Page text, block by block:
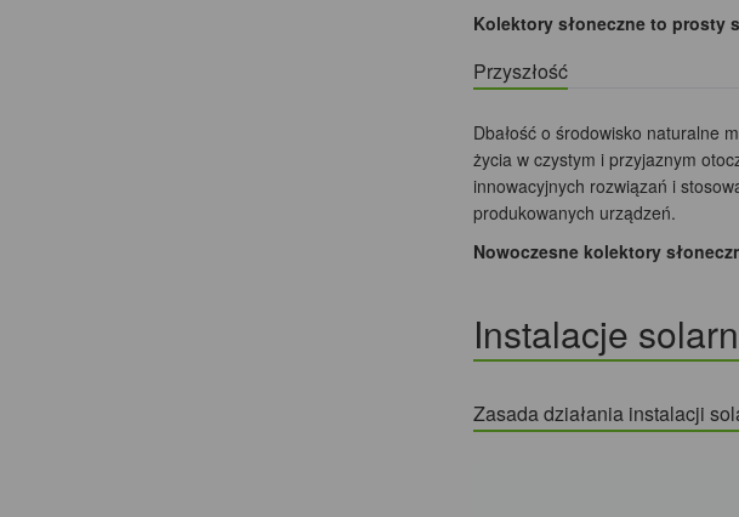
Kolektory słoneczne to prosty
Przyszłość
Dbałość o środowisko naturalne
życia w czystym i przyjaznym
innowacyjnych rozwiązań i
produkowanych urządzeń.
Nowoczesne kolektory
Instalacje
Zasada działania instalacji